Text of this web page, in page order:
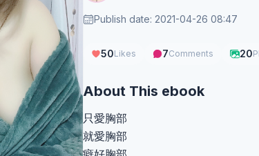
Publish date: 2021-04-26 08:47
50Likes 7Comments 20
About This ebook
只愛胸部
就愛胸部